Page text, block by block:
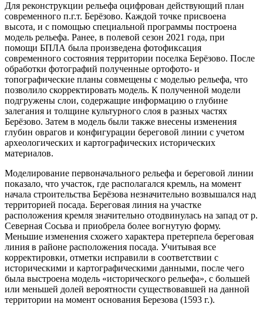
Для реконструкции рельефа оцифрован действующий план
современного п.г.т. Берёзово. Каждой точке присвоена
высота, и с помощью специальной программы построена
модель рельефа. Ранее, в полевой сезон 2021 года, при
помощи БПЛА была произведена фотофиксация
современного состояния территории поселка Берёзово. После
обработки фотографий полученные ортофото- и
топографические планы совмещены с моделью рельефа, что
позволило скорректировать модель. К полученной модели
подгружены слои, содержащие информацию о глубине
залегания и толщине культурного слоя в разных частях
Берёзово. Затем в модель были также внесены изменения
глубин оврагов и конфигурации береговой линии с учетом
археологических и картографических исторических
материалов.
Моделирование первоначального рельефа и береговой линии
показало, что участок, где располагался кремль, на момент
начала строительства Берёзова незначительно возвышался над
территорией посада. Береговая линия на участке
расположения кремля значительно отодвинулась на запад от р.
Северная Сосьва и приобрела более вогнутую форму.
Меньшие изменения схожего характера претерпела береговая
линия в районе расположения посада. Учитывая все
корректировки, отметки исправили в соответствии с
историческими и картографическими данными, после чего
была выстроена модель «исторического рельефа», с большей
или меньшей долей вероятности существовавшей на данной
территории на момент основания Березова (1593 г.).